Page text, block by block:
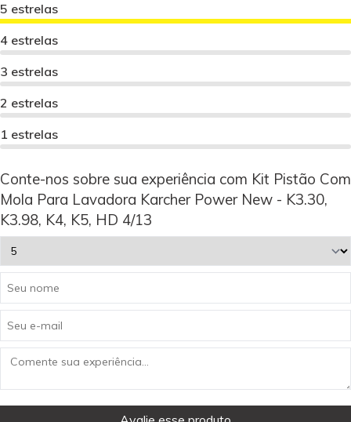
5 estrelas
4 estrelas
3 estrelas
2 estrelas
1 estrelas
Conte-nos sobre sua experiência com Kit Pistão Com
Mola Para Lavadora Karcher Power New - K3.30,
K3.98, K4, K5, HD 4/13